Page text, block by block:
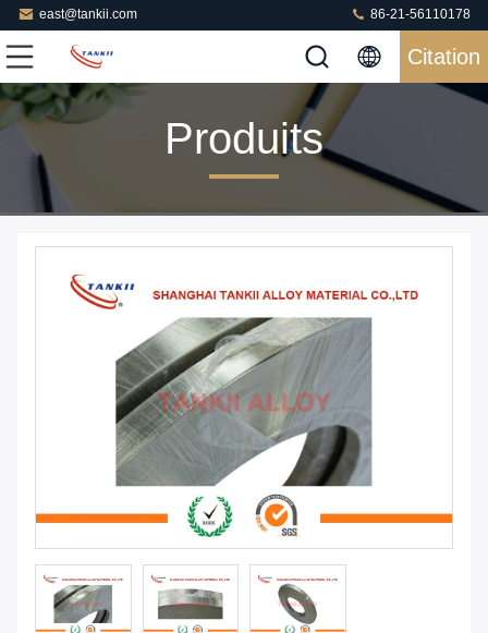
east@tankii.com 86-21-56110178
Citation
Produits